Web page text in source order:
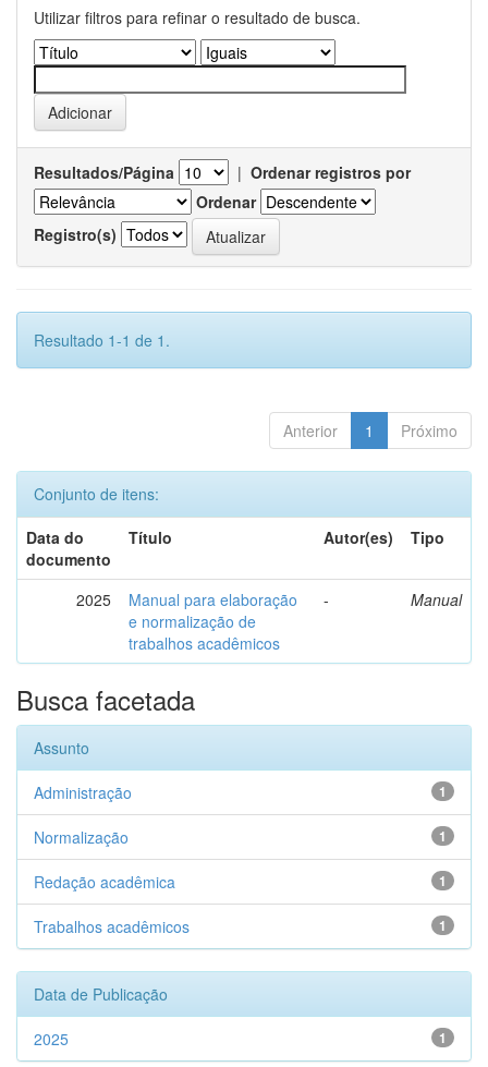
Utilizar filtros para refinar o resultado de busca.
Resultados/Página | Ordenar registros por
Ordenar
Registro(s)
Resultado 1-1 de 1.
Anterior 1 Próximo
Conjunto de itens:
Data do
documento
Título Autor(es) Tipo
2025
Manual para elaboração
e normalização de
trabalhos acadêmicos
- Manual
Busca facetada
Assunto
1
Administração
1
Normalização
1
Redação acadêmica
1
Trabalhos acadêmicos
Data de Publicação
1
2025